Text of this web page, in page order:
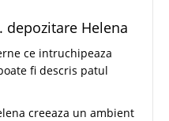
depozitare Helena
ce intruchipeaza
fi descris patul
creeaza un ambient